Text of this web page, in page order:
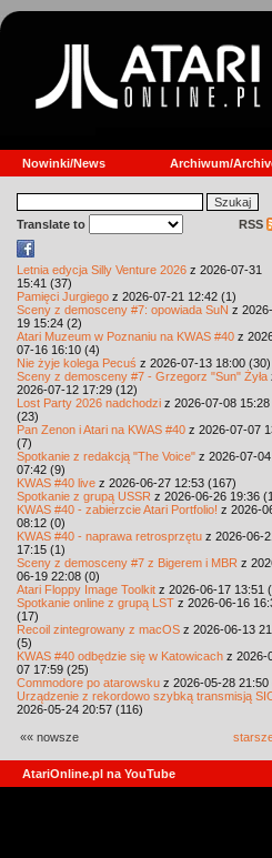
Nowinki/News Archiwum/
Translate to RSS
Letnia edycja Silly Venture 2026 z 2026-07-31
15:41 (37)
Pamięci Jurgiego z 2026-07-21 12:42 (1)
Sceny z demosceny #7: opowiada SuN z
19 15:24 (2)
Atari Muzeum w Poznaniu na KWAS #40 z
07-16 16:10 (4)
Nie żyje kolega Pecuś z 2026-07-13 18:00 (30)
Sceny z demosceny #7 - Grzegorz "Sun" Żyła
2026-07-12 17:29 (12)
Lost Party 2026 nadchodzi z 2026-07-08 15:28
(23)
Pan Zenon i Atari na KWAS #40 z 2026-07-07
(7)
Spotkanie z redakcją "The Voice" z 2026-07-04
07:42 (9)
KWAS #40 live z 2026-06-27 12:53 (167)
Spotkanie z grupą USSR z 2026-06-26 19:36
KWAS #40 - zabierzcie Atari Portfolio! z 2026-
08:12 (0)
KWAS #40 - naprawa retrosprzętu z 2026-06-
17:15 (1)
Sceny z demosceny #7 z Bigerem i MBR z
06-19 22:08 (0)
Atari Floppy Image Toolkit z 2026-06-17 13:51
Spotkanie online z grupą LST z 2026-06-16
(17)
Recoil zintegrowany z macOS z 2026-06-13
(5)
KWAS #40 odbędzie się w Katowicach z 2026-
07 17:59 (25)
Commodore po atarowsku z 2026-05-28 21:50
Urządzenie z rekordowo szybką transmisją
2026-05-24 20:57 (116)
«« nowsze
AtariOnline.pl na YouTube